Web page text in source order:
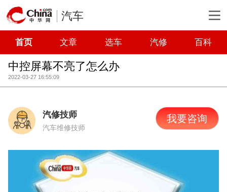
汽车
首页 文章 选车 汽修 百科
中控屏幕不亮了怎么办
2022-03-27 16:55:09
汽修技师
汽车维修技师
我要咨询